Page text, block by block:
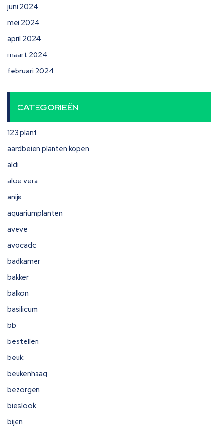
juni 2024
mei 2024
april 2024
maart 2024
februari 2024
CATEGORIEËN
123 plant
aardbeien planten kopen
aldi
aloe vera
anijs
aquariumplanten
aveve
avocado
badkamer
bakker
balkon
basilicum
bb
bestellen
beuk
beukenhaag
bezorgen
bieslook
bijen